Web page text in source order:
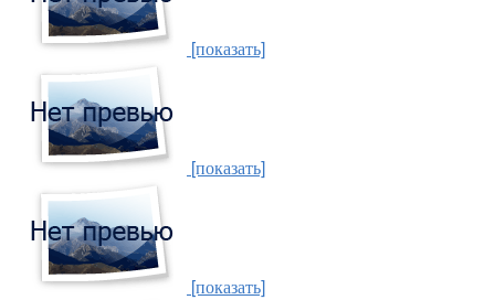
[показать]
[показать]
[показать]